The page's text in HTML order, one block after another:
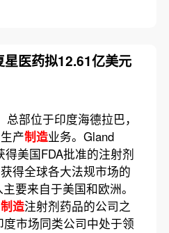
医药拟12.61亿美元
部位于印度海德拉巴，
产制造业务。Gland
美国FDA批准的注射剂
得全球各大法规市场的
要来自于美国和欧洲。
制造注射剂药品的公司之
市场同类公司中处于领